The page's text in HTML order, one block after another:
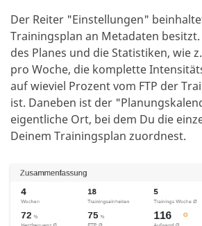
Der Reiter "Einstellungen"
Trainingsplan an Metadaten
des Planes und die Statistiken, wie
pro Woche, die komplette
auf wieviel Prozent vom FTP der
ist. Daneben ist der
eigentliche Ort, bei dem Du die
Deinem Trainingsplan zuordnest.